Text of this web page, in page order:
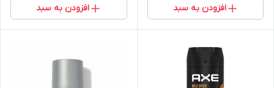
افزودن به سبد افزودن به سبد